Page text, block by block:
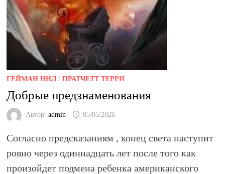
ГЕЙМАН НИЛ /ПРАТЧЕТТ ТЕРРИ
Добрые предзнаменования
Автор:admin 05/05/2026
Согласно предсказаниям , конец света наступит
ровно через одиннадцать лет после того как
произойдет подмена ребенка американского